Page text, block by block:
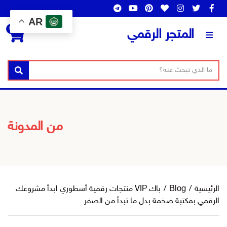
المتجر الرقمي
س
ف
ص
ا
بحث
0
من المدونة
الرئيسية /
Blog
/
باك VIP منتجات رقمية أسطوري ابدأ مشروعك
الرقمي بمكتبة ضخمة بدل ما تبدأ من الصفر
AR